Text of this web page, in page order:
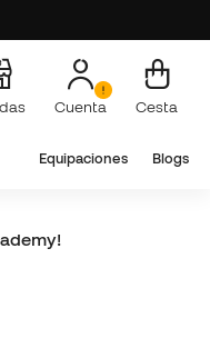
Cuenta Cesta
Equipaciones Blogs